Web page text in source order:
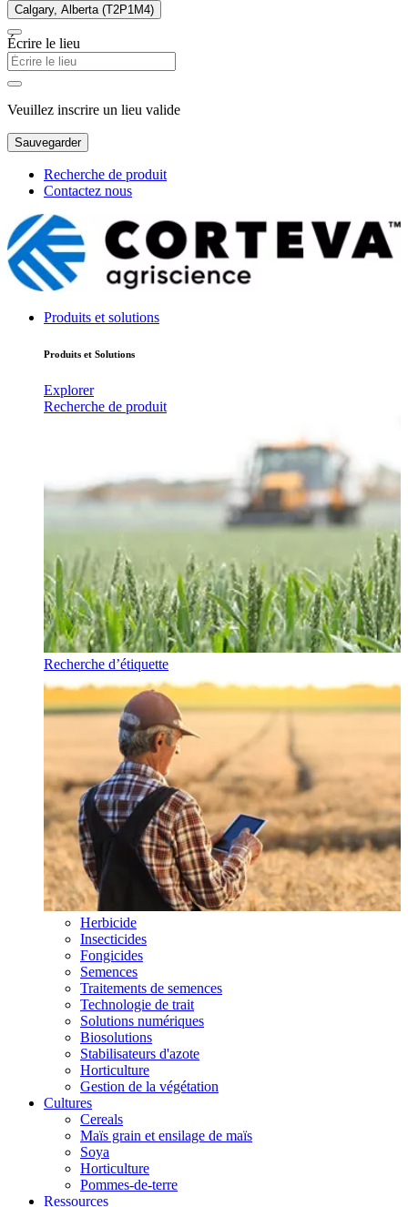
Calgary, Alberta (T2P1M4)
Écrire le lieu
Veuillez inscrire un lieu valide
Sauvegarder
Recherche de produit
Contactez nous
Produits et solutions
Produits et Solutions
Explorer
Recherche de produit
Recherche d’étiquette
Herbicide
Insecticides
Fongicides
Semences
Traitements de semences
Technologie de trait
Solutions numériques
Biosolutions
Stabilisateurs d'azote
Horticulture
Gestion de la végétation
Cultures
Cereals
Maïs grain et ensilage de maïs
Soya
Horticulture
Pommes-de-terre
Ressources